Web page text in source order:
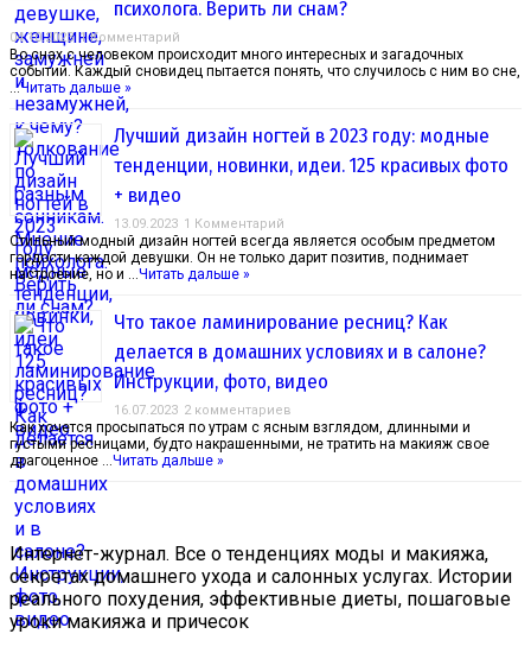
психолога. Верить ли снам?
04.10.2023 1 Комментарий
Во снах с человеком происходит много интересных и загадочных
событий. Каждый сновидец пытается понять, что случилось с ним во сне,
…Читать дальше »
Лучший дизайн ногтей в 2023 году: модные
тенденции, новинки, идеи. 125 красивых фото
+ видео
13.09.2023 1 Комментарий
Стильный модный дизайн ногтей всегда является особым предметом
гордости каждой девушки. Он не только дарит позитив, поднимает
настроение, но и …Читать дальше »
Что такое ламинирование ресниц? Как
делается в домашних условиях и в салоне?
Инструкции, фото, видео
16.07.2023 2 комментариев
Как хочется просыпаться по утрам с ясным взглядом, длинными и
густыми ресницами, будто накрашенными, не тратить на макияж свое
драгоценное …Читать дальше »
Интернет-журнал. Все о тенденциях моды и макияжа,
секретах домашнего ухода и салонных услугах. Истории
реального похудения, эффективные диеты, пошаговые
уроки макияжа и причесок